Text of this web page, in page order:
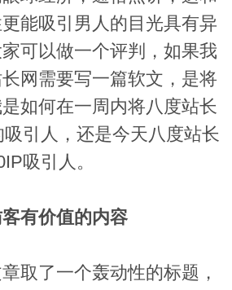
能吸引男人的目光具有异
可以做一个评判，如果我
网需要写一篇软文，是将
如何在一周内将八度站长
引人，还是今天八度站长
吸引人。
有价值的内容
了一个轰动性的标题，